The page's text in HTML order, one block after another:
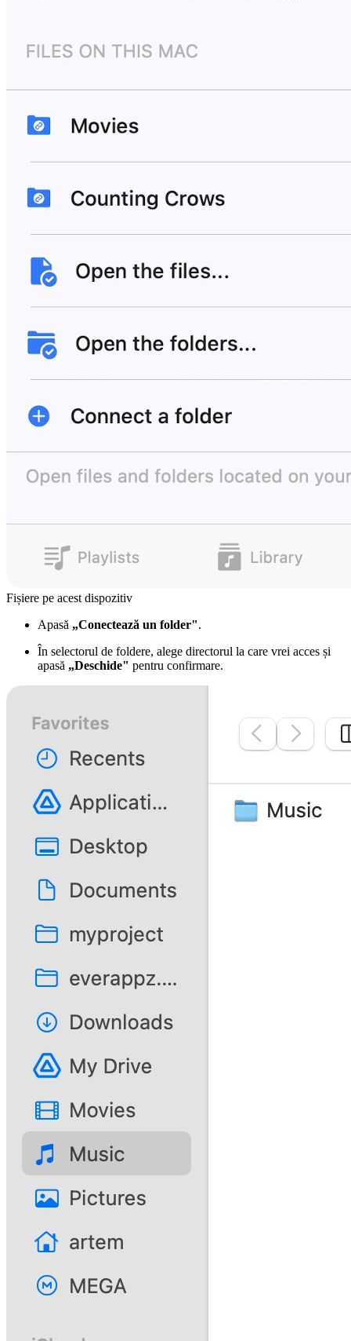
Fișiere pe acest dispozitiv
Apasă „Conectează un folder".
În selectorul de foldere, alege directorul la care vrei acces și
apasă „Deschide" pentru confirmare.